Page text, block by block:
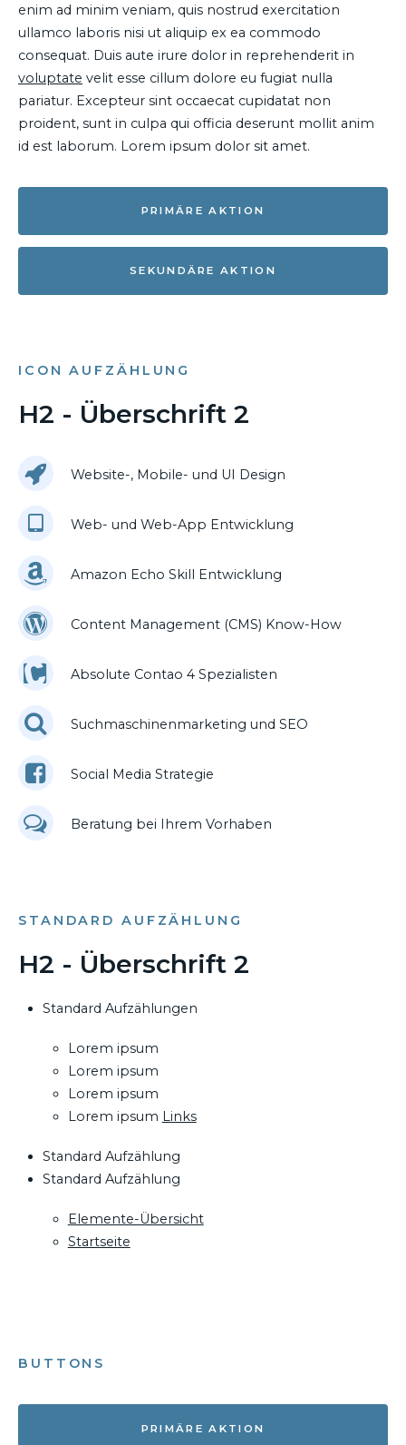
enim ad minim veniam, quis nostrud exercitation
ullamco laboris nisi ut aliquip ex ea commodo
consequat. Duis aute irure dolor in reprehenderit in
voluptate velit esse cillum dolore eu fugiat nulla
pariatur. Excepteur sint occaecat cupidatat non
proident, sunt in culpa qui officia deserunt mollit anim
id est laborum. Lorem ipsum dolor sit amet.
PRIMÄRE AKTION
SEKUNDÄRE AKTION
ICON AUFZÄHLUNG
H2 - Überschrift 2
Website-, Mobile- und UI Design
Web- und Web-App Entwicklung
Amazon Echo Skill Entwicklung
Content Management (CMS) Know-How
Absolute Contao 4 Spezialisten
Suchmaschinenmarketing und SEO
Social Media Strategie
Beratung bei Ihrem Vorhaben
STANDARD AUFZÄHLUNG
H2 - Überschrift 2
Standard Aufzählungen
Lorem ipsum
Lorem ipsum
Lorem ipsum
Lorem ipsum Links
Standard Aufzählung
Standard Aufzählung
Elemente-Übersicht
Startseite
BUTTONS
PRIMÄRE AKTION